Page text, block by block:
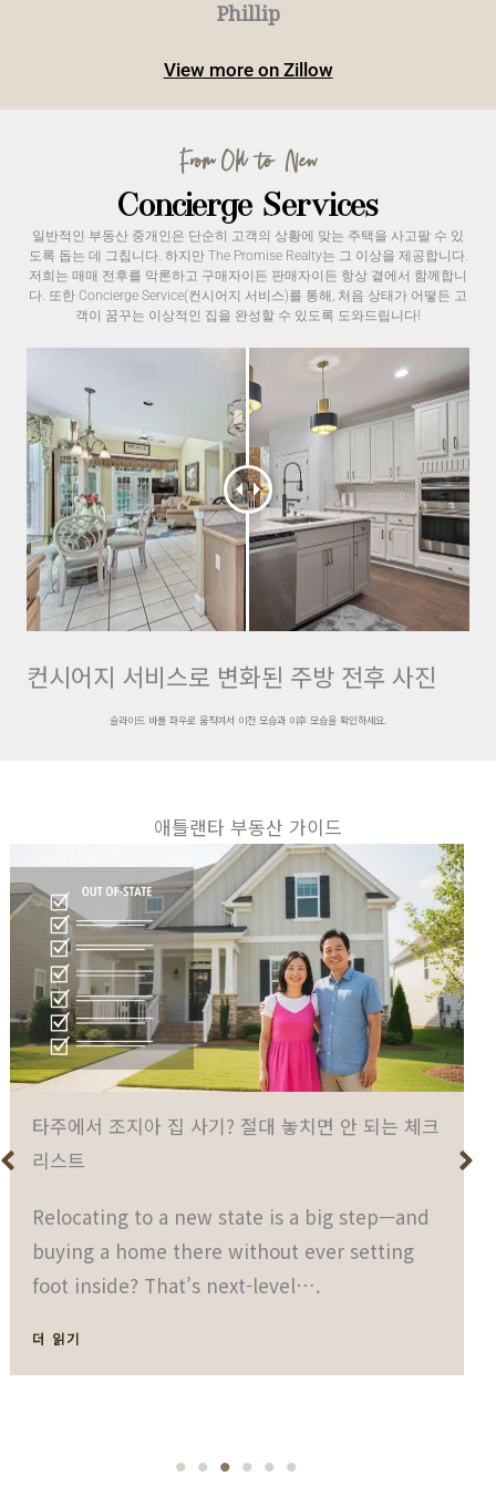
Phillip
Isaac
Phillip
View more on Zillow
From Old to New
Concierge Services
일반적인 부동산 중개인은 단순히 고객의 상황에 맞는 주택을 사고팔 수 있
도록 돕는 데 그칩니다. 하지만 The Promise Realty는 그 이상을 제공합니다.
저희는 매매 전후를 막론하고 구매자이든 판매자이든 항상 곁에서 함께합니
다. 또한 Concierge Service(컨시어지 서비스)를 통해, 처음 상태가 어떻든 고
객이 꿈꾸는 이상적인 집을 완성할 수 있도록 도와드립니다!
컨시어지 서비스로 변화된 주방 전후 사진
슬라이드 바를 좌우로 움직여서 이전 모습과 이후 모습을 확인하세요.
애틀랜타 부동산 가이드
타주에서 조지아 집 사기? 절대 놓치면 안 되는 체크
리스트
Relocating to a new state is a big step—and
buying a home there without ever setting
foot inside? That’s next-level….
더 읽기